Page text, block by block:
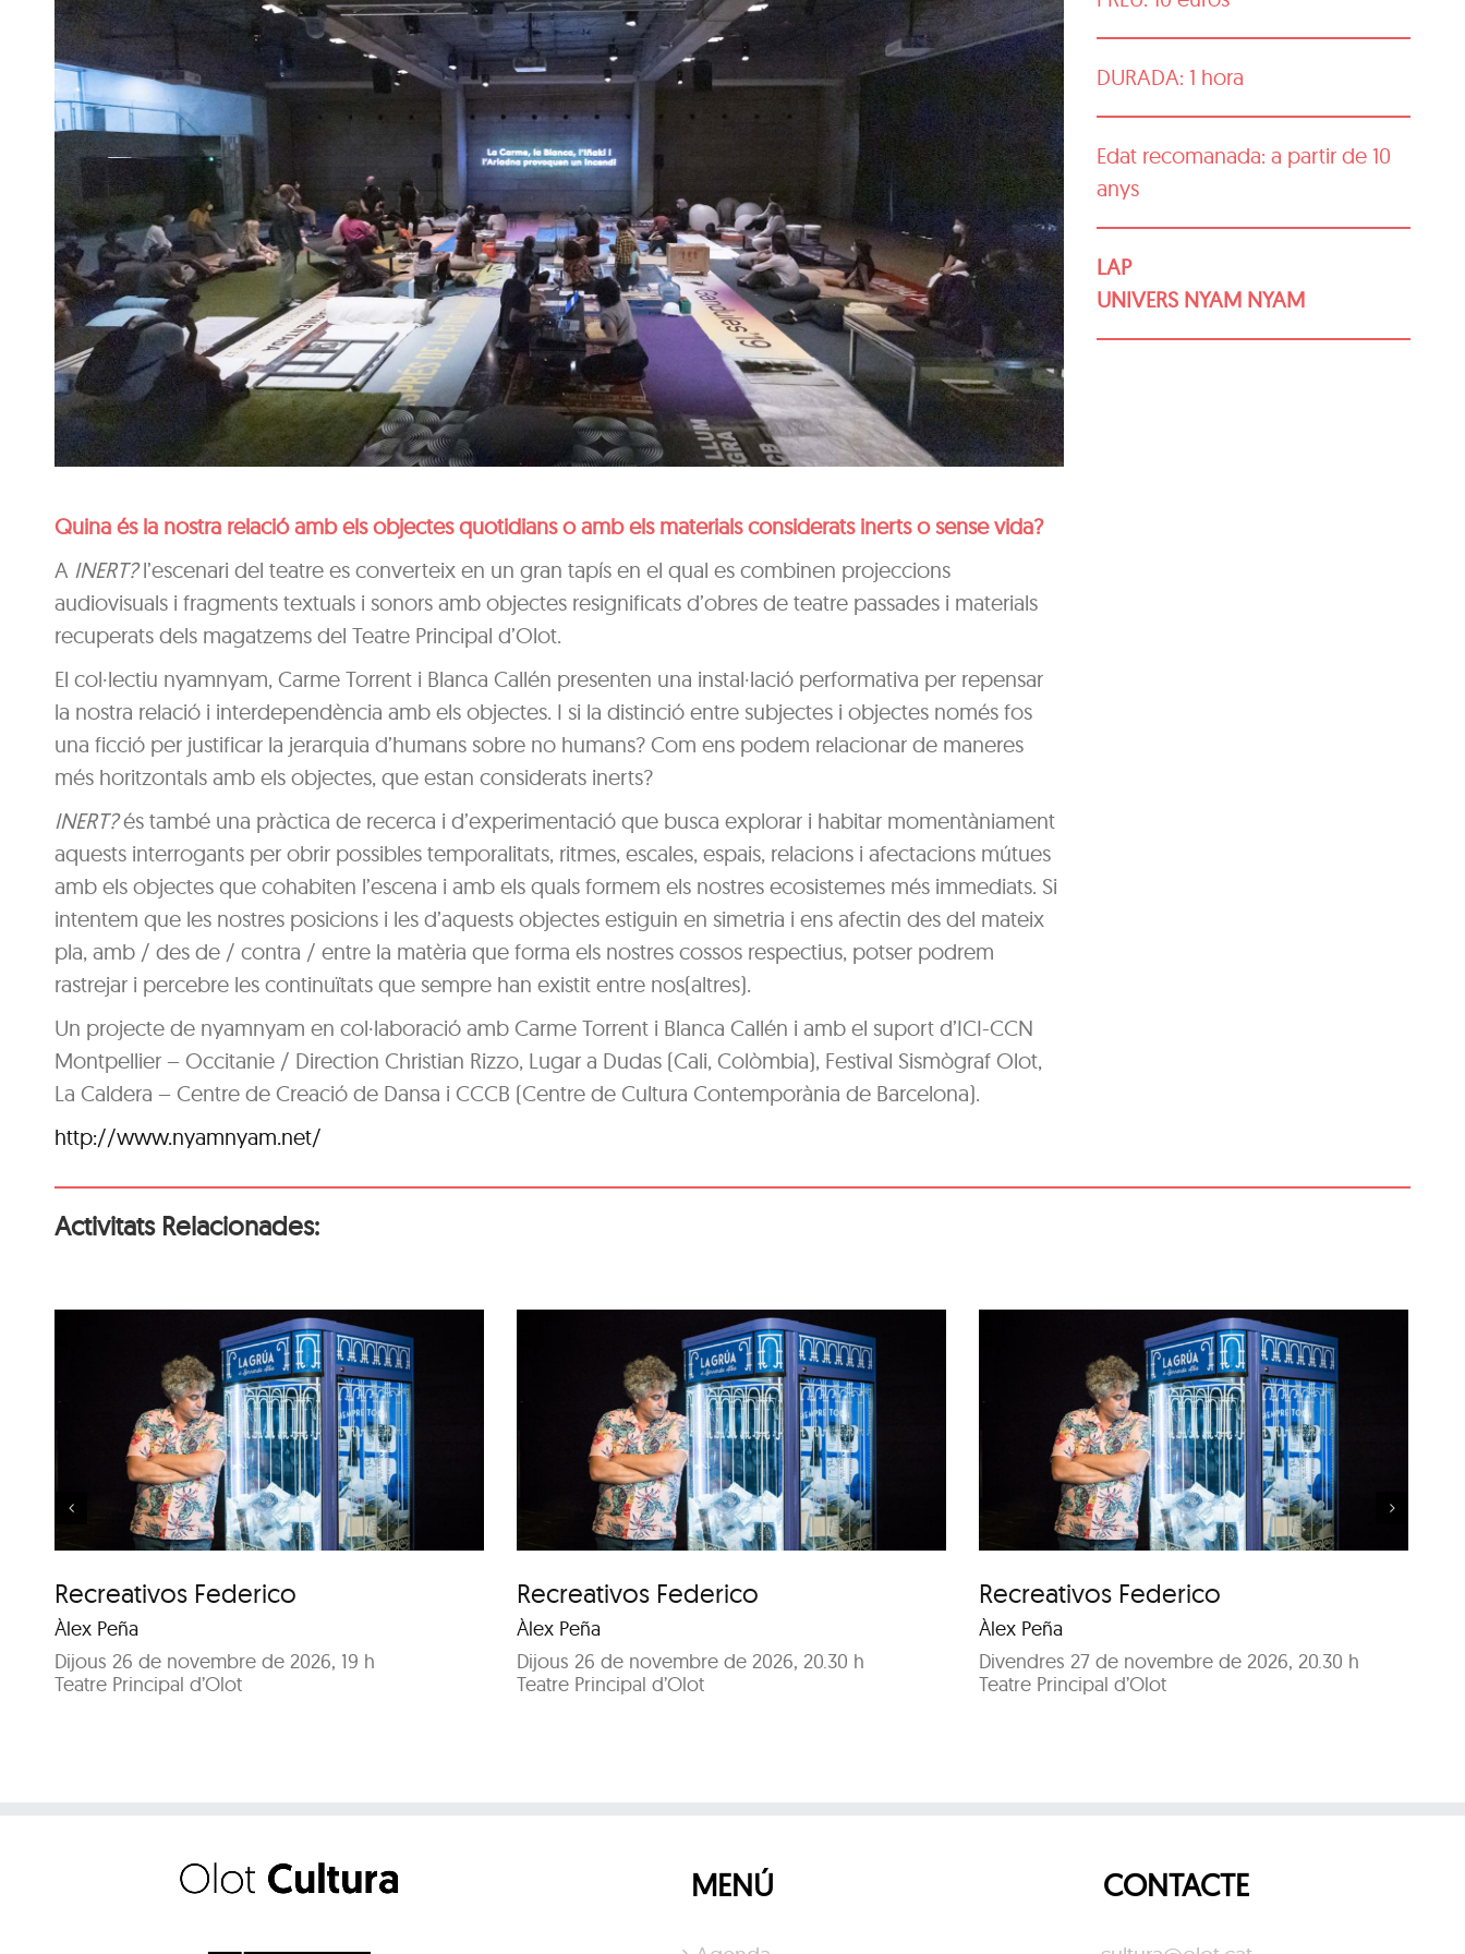
Quina és la nostra relació amb els objectes quotidians o amb els materials considerats inerts o sense vida?
A INERT?l’escenari del teatre es converteix en un gran tapís en el qual es combinen projeccions
audiovisuals i fragments textuals i sonors amb objectes resignificats d’obres de teatre passades i materials
recuperats dels magatzems del Teatre Principal d’Olot.
El col·lectiu nyamnyam, Carme Torrent i Blanca Callén presenten una instal·lació performativa per repensar
la nostra relació i interdependència amb els objectes. I si la distinció entre subjectes i objectes només fos
una ficció per justificar la jerarquia d’humans sobre no humans? Com ens podem relacionar de maneres
més horitzontals amb els objectes, que estan considerats inerts?
INERT?és també una pràctica de recerca i d’experimentació que busca explorar i habitar momentàniament
aquests interrogants per obrir possibles temporalitats, ritmes, escales, espais, relacions i afectacions mútues
amb els objectes que cohabiten l’escena i amb els quals formem els nostres ecosistemes més immediats. Si
intentem que les nostres posicions i les d’aquests objectes estiguin en simetria i ens afectin des del mateix
pla, amb / des de / contra / entre la matèria que forma els nostres cossos respectius, potser podrem
rastrejar i percebre les continuïtats que sempre han existit entre nos(altres).
Un projecte de nyamnyam en col·laboració amb Carme Torrent i Blanca Callén i amb el suport d’ICI-CCN
Montpellier – Occitanie / Direction Christian Rizzo, Lugar a Dudas (Cali, Colòmbia), Festival Sismògraf Olot,
La Caldera – Centre de Creació de Dansa i CCCB (Centre de Cultura Contemporània de Barcelona).
http://www.nyamnyam.net/
DURADA: 1 hora
Edat recomanada: a partir de 10
anys
LAP
UNIVERS NYAM NYAM
Activitats Relacionades:
Recreativos Federico
Àlex Peña
Dijous 26 de novembre de 2026, 19 h
Teatre Principal d’Olot
Recreativos Federico
Recreativos Federico
Àlex Peña
Dijous 26 de novembre de 2026, 20.30 h
Teatre Principal d’Olot
Recreativos Federico
Recreativos Federico
Àlex Peña
Divendres 27 de novembre de 2026, 20.30 h
Teatre Principal d’Olot
Un sopar incòmode
MENÚ CONTACTE